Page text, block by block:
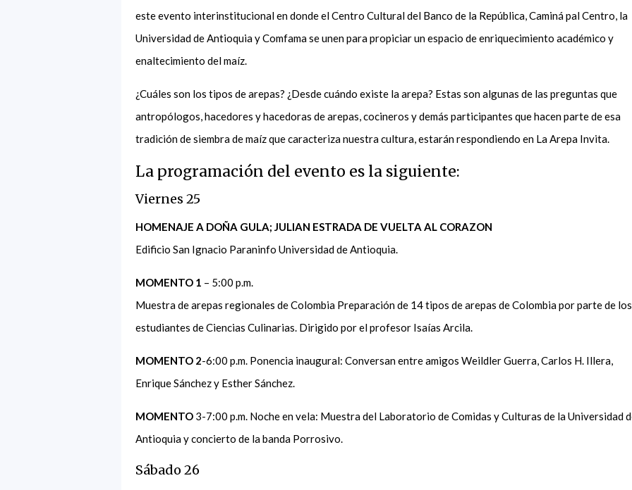
este evento interinstitucional en donde el Centro Cultural del Banco de la República, Caminá pal Centro, la
Universidad de Antioquia y Comfama se unen para propiciar un espacio de enriquecimiento académico y
enaltecimiento del maíz.
¿Cuáles son los tipos de arepas? ¿Desde cuándo existe la arepa? Estas son algunas de las preguntas que
antropólogos, hacedores y hacedoras de arepas, cocineros y demás participantes que hacen parte de esa
tradición de siembra de maíz que caracteriza nuestra cultura, estarán respondiendo en La Arepa Invita.
La programación del evento es la siguiente:
Viernes 25
HOMENAJE A DOÑA GULA; JULIAN ESTRADA DE VUELTA AL CORAZON
Edificio San Ignacio Paraninfo Universidad de Antioquia.
MOMENTO 1 – 5:00 p.m.
Muestra de arepas regionales de Colombia Preparación de 14 tipos de arepas de Colombia por parte de los
estudiantes de Ciencias Culinarias. Dirigido por el profesor Isaías Arcila.
MOMENTO 2-6:00 p.m. Ponencia inaugural: Conversan entre amigos Weildler Guerra, Carlos H. Illera,
Enrique Sánchez y Esther Sánchez.
MOMENTO 3-7:00 p.m. Noche en vela: Muestra del Laboratorio de Comidas y Culturas de la Universidad
Antioquia y concierto de la banda Porrosivo.
Sábado 26